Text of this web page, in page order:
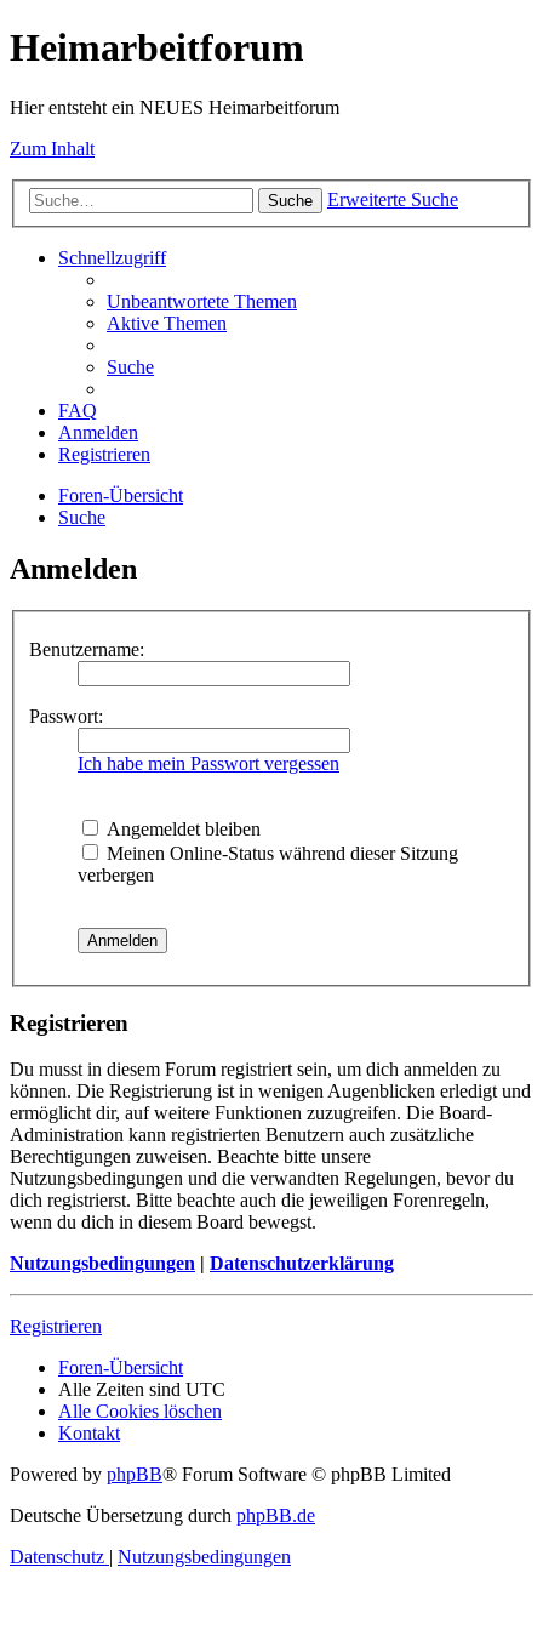
Heimarbeitforum
Hier entsteht ein NEUES Heimarbeitforum
Zum Inhalt
Suche Erweiterte Suche
Schnellzugriff
Unbeantwortete Themen
Aktive Themen
Suche
FAQ
Anmelden
Registrieren
Foren-Übersicht
Suche
Anmelden
Benutzername:
Passwort:
Ich habe mein Passwort vergessen
Angemeldet bleiben
Meinen Online-Status während dieser Sitzung
verbergen
Registrieren
Du musst in diesem Forum registriert sein, um dich anmelden zu
können. Die Registrierung ist in wenigen Augenblicken erledigt und
ermöglicht dir, auf weitere Funktionen zuzugreifen. Die Board-
Administration kann registrierten Benutzern auch zusätzliche
Berechtigungen zuweisen. Beachte bitte unsere
Nutzungsbedingungen und die verwandten Regelungen, bevor du
dich registrierst. Bitte beachte auch die jeweiligen Forenregeln,
wenn du dich in diesem Board bewegst.
Nutzungsbedingungen | Datenschutzerklärung
Registrieren
Foren-Übersicht
Alle Zeiten sind UTC
Alle Cookies löschen
Kontakt
Powered by phpBB® Forum Software © phpBB Limited
Deutsche Übersetzung durch phpBB.de
Datenschutz | Nutzungsbedingungen